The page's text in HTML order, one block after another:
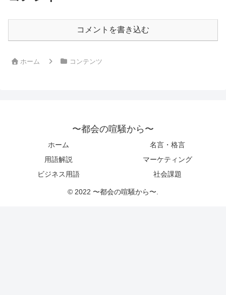
コメントを書き込む
ホーム コンテンツ
〜都会の喧騒から〜
ホーム
名言・格言
用語解説
マーケティング
ビジネス用語
社会課題
© 2022 〜都会の喧騒から〜.